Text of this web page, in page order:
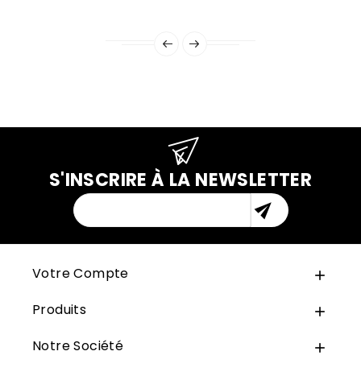
S'INSCRIRE À LA NEWSLETTER

Votre Compte 
Produits 
Notre Société 